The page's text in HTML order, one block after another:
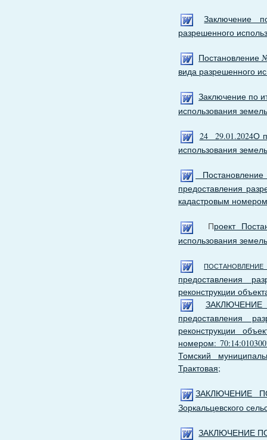
Заключение
разрешенного
Постановление
вида разрешенного
Заключение по
использования
24 29.01.2024О
использования
предоставления
кадастровым номером
Проект
использования
предоставления
реконструкции
предоставления
реконструкции
номером:
Томский
Трактовая;
ЗАКЛЮЧЕНИЕ
Зоркальцевского
ЗАКЛЮЧЕНИЕ